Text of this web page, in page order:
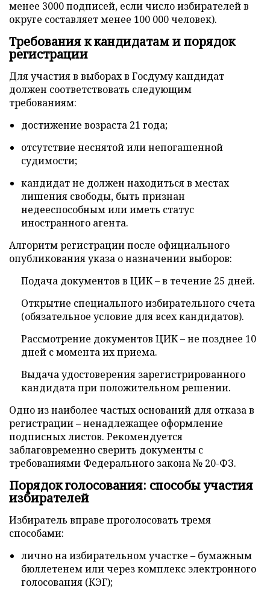
менее 3000 подписей, если число избирателей в
округе составляет менее 100 000 человек).
Требования к кандидатам и порядок
регистрации
Для участия в выборах в Госдуму кандидат
должен соответствовать следующим
требованиям:
достижение возраста 21 года;
отсутствие неснятой или непогашенной
судимости;
кандидат не должен находиться в местах
лишения свободы, быть признан
недееспособным или иметь статус
иностранного агента.
Алгоритм регистрации после официального
опубликования указа о назначении выборов:
Подача документов в ЦИК – в течение 25 дней.
Открытие специального избирательного счета
(обязательное условие для всех кандидатов).
Рассмотрение документов ЦИК – не позднее 10
дней с момента их приема.
Выдача удостоверения зарегистрированного
кандидата при положительном решении.
Одно из наиболее частых оснований для отказа в
регистрации – ненадлежащее оформление
подписных листов. Рекомендуется
заблаговременно сверить документы с
требованиями Федерального закона № 20-ФЗ.
Порядок голосования: способы участия
избирателей
Избиратель вправе проголосовать тремя
способами:
лично на избирательном участке – бумажным
бюллетенем или через комплекс электронного
голосования (КЭГ);